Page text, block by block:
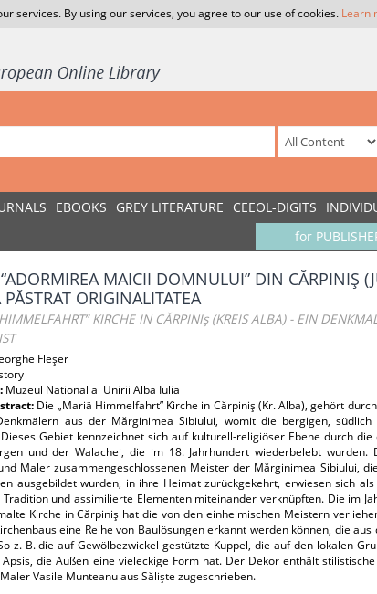
services. By using our services, you agree to our use of cookies. Learn
EBOOKS GREY LITERATURE CEEOL-DIGITS
for
“ADORMIREA MAICII DOMNULUI” DIN CĂRPINIŞ
PĂSTRAT ORIGINALITATEA
KIRCHE IN CĂRPINIş (KREIS ALBA) - EIN
Fleşer
Muzeul National al Unirii Alba Iulia
Die „Mariä Himmelfahrt” Kirche in Cărpiniş (Kr. Alba), gehört
aus der Mărginimea Sibiului, womit die bergigen, südlich
Gebiet kennzeichnet sich auf kulturell-religiöser Ebene durch
und der Walachei, die im 18. Jahrhundert wiederbelebt wurden.
Maler zusammengeschlossenen Meister der Mărginimea Sibiului,
ausgebildet wurden, in ihre Heimat zurückgekehrt, erwiesen sich
und assimilierte Elementen miteinander verknüpften. Die im
Kirche in Cărpiniş hat die von den einheimischen Meistern
eine Reihe von Baulösungen erkannt werden können, die
z. B. die auf Gewölbezwickel gestützte Kuppel, die auf den lokalen
die Außen eine vieleckige Form hat. Der Dekor enthält
Vasile Munteanu aus Sălişte zugeschrieben.